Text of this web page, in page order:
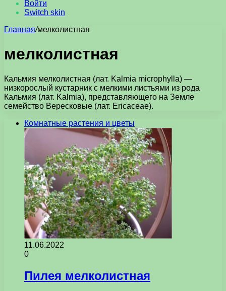
Войти
Switch skin
Главная/мелколистная
мелколистная
Кальмия мелколистная (лат. Kalmia microphylla) —
низкорослый кустарник с мелкими листьями из рода
Кальмия (лат. Kalmia), представляющего на Земле
семейство Вересковые (лат. Ericaceae).
Комнатные растения и цветы
11.06.2022
0
Пилея мелколистная